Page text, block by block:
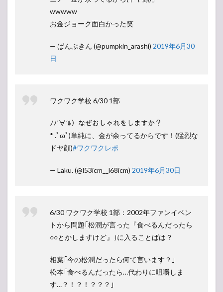
wwwww
お金ジョーク面白かった笑
— ぱんぷきん (@pumpkin_arashi) 2019年6月30
日
ワクワク学校 6/30 1部
ﾉﾉ`∀´ﾙ）なぜおしゃれをしますか？
* .ﾟωﾟ)単純に、金が余ってるからです！(猛烈な
ドヤ顔)#ワクワクレポ
— Laku. (@l53icm__l68icm) 2019年6月30日
6/30 ワクワク学校 1部：2002年ファンイベン
トから問題｢松潤が言った『食べるんだったら
○○とかしますけど』｣に入ることばは？
相葉｢今の松潤だったら何て言います？｣
松本｢食べるんだったら…代わりに咀嚼しま
す…？！？！？？？｣